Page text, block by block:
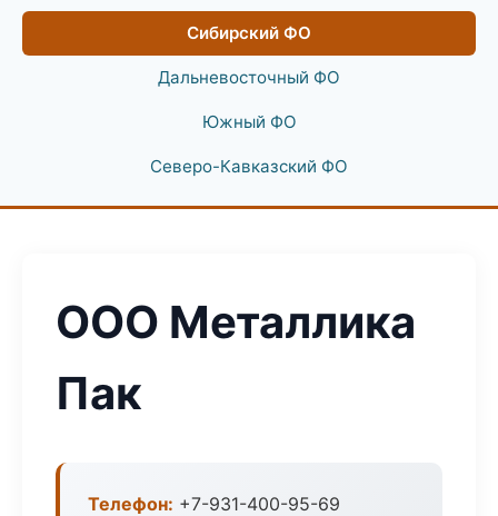
Сибирский ФО
Дальневосточный ФО
Южный ФО
Северо-Кавказский ФО
ООО Металлика
Пак
Телефон: +7-931-400-95-69